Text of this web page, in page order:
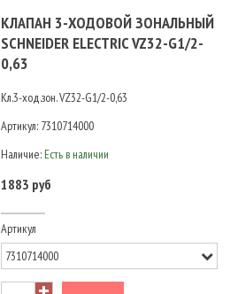
КЛАПАН 3-ХОДОВОЙ ЗОНАЛЬНЫЙ
SCHNEIDER ELECTRIC VZ32-G1/2-
0,63
Кл.3-ход.зон. VZ32-G1/2-0,63
Артикул: 7310714000
Наличие: Есть в наличии
1883 руб
Артикул